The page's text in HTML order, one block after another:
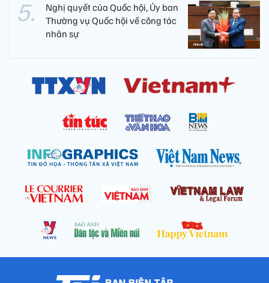
Nghị quyết của Quốc hội, Ủy ban
Thường vụ Quốc hội về công tác
nhân sự